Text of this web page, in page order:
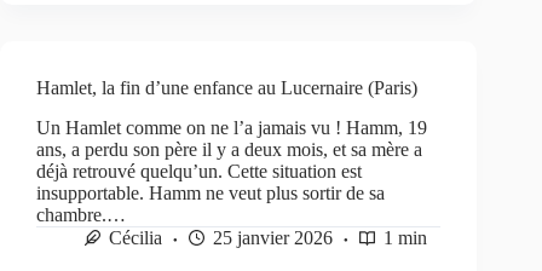
Hamlet, la fin d’une enfance au Lucernaire (Paris)
Un Hamlet comme on ne l’a jamais vu ! Hamm, 19
ans, a perdu son père il y a deux mois, et sa mère a
déjà retrouvé quelqu’un. Cette situation est
insupportable. Hamm ne veut plus sortir de sa
chambre.…
Cécilia
25 janvier 2026 1 min